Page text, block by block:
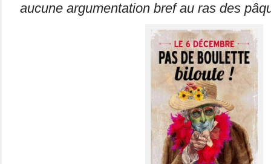
aucune argumentation bref au ras des